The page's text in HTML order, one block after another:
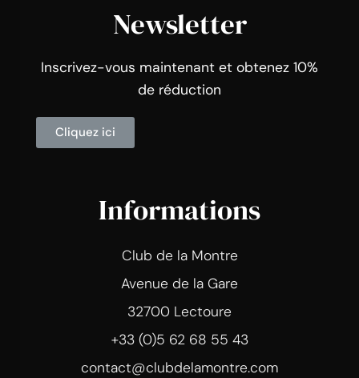
Newsletter
Inscrivez-vous maintenant et obtenez 10%
de réduction
Cliquez ici
Informations
Club de la Montre
Avenue de la Gare
32700 Lectoure
+33 (0)5 62 68 55 43
contact@clubdelamontre.com